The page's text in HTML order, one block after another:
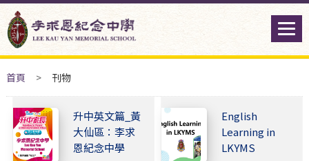
首頁 > 刊物
升中英文篇_黃
大仙區：李求
恩紀念中學
English
Learning in
LKYMS